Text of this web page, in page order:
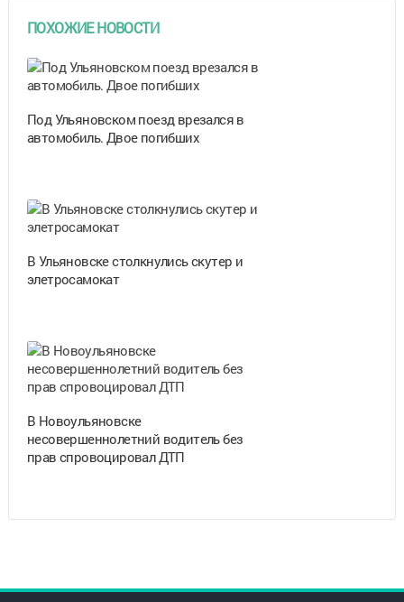
ПОХОЖИЕ НОВОСТИ
Под Ульяновском поезд врезался в
автомобиль. Двое погибших
В Ульяновске столкнулись скутер и
элетросамокат
В Новоульяновске
несовершеннолетний водитель без
прав спровоцировал ДТП